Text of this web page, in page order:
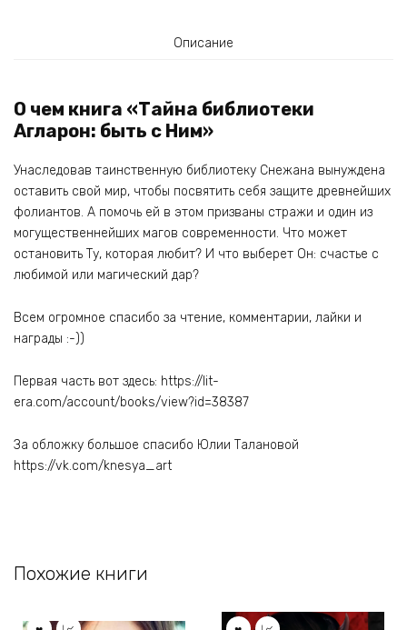
Описание
О чем книга «Тайна библиотеки
Агларон: быть с Ним»
Унаследовав таинственную библиотеку Снежана вынуждена
оставить свой мир, чтобы посвятить себя защите древнейших
фолиантов. А помочь ей в этом призваны стражи и один из
могущественнейших магов современности. Что может
остановить Ту, которая любит? И что выберет Он: счастье с
любимой или магический дар?
Всем огромное спасибо за чтение, комментарии, лайки и
награды :-))
Первая часть вот здесь: https://lit-
era.com/account/books/view?id=38387
За обложку большое спасибо Юлии Талановой
https://vk.com/knesya_art
Похожие книги